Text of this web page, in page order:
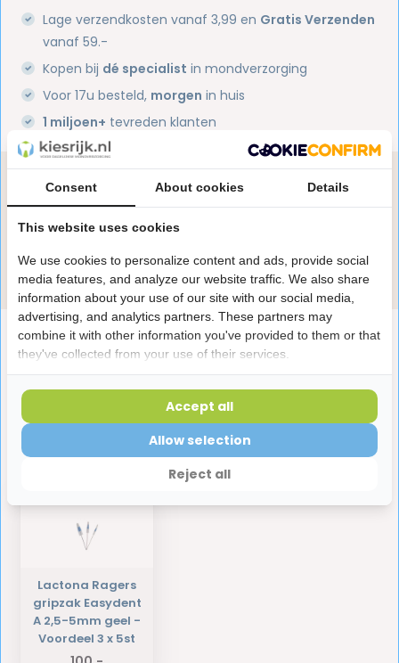
Lage verzendkosten vanaf 3,99 en Gratis Verzenden
vanaf 59.-
Kopen bij dé specialist in mondverzorging
Voor 17u besteld, morgen in huis
1 miljoen+ tevreden klanten
Productomschrijving
Reviews
Heb je een vraag over dit product?
Onze specialisten helpen je graag! Spreek ons aan
in de chat of stuur een e-mail.
Stuur e-mail
Laatst bekeken producten
Lactona Ragers
gripzak Easydent
A 2,5-5mm geel -
Voordeel 3 x 5st
Consent About cookies Details
This website uses cookies
We use cookies to personalize content and ads, provide social
media features, and analyze our website traffic. We also share
information about your use of our site with our social media,
advertising, and analytics partners. These partners may
combine it with other information you've provided to them or that
they've collected from your use of their services.
Reject all
Allow selection
Accept all